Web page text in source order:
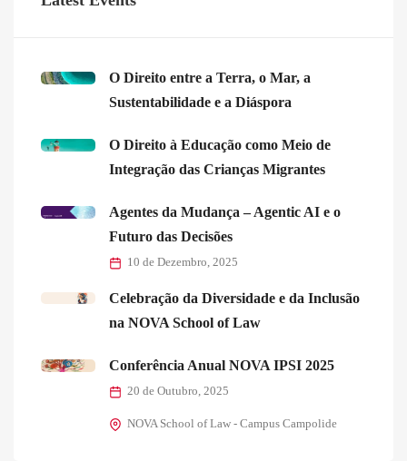
O Direito entre a Terra, o Mar, a
Sustentabilidade e a Diáspora
O Direito à Educação como Meio de
Integração das Crianças Migrantes
Agentes da Mudança – Agentic AI e o
Futuro das Decisões
10 de Dezembro, 2025
Celebração da Diversidade e da Inclusão
na NOVA School of Law
Conferência Anual NOVA IPSI 2025
20 de Outubro, 2025
NOVA School of Law - Campus Campolide